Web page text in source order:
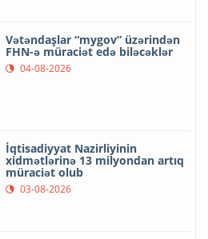
Vətəndaşlar “mygov” üzərindən
FHN-ə müraciət edə biləcəklər
04-08-2026
İqtisadiyyat Nazirliyinin
xidmətlərinə 13 milyondan artıq
müraciət olub
03-08-2026